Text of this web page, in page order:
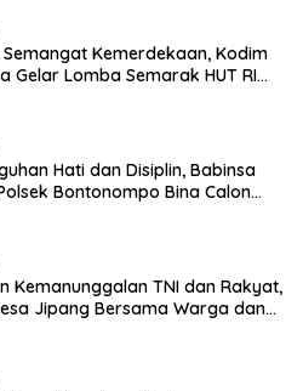
Kemerdekaan, Kodim
Gelar Lomba Semarak HUT RI
Hati dan Disiplin, Babinsa
Bontonompo Bina Calon
Kemanunggalan TNI dan Rakyat,
Jipang Bersama Warga dan